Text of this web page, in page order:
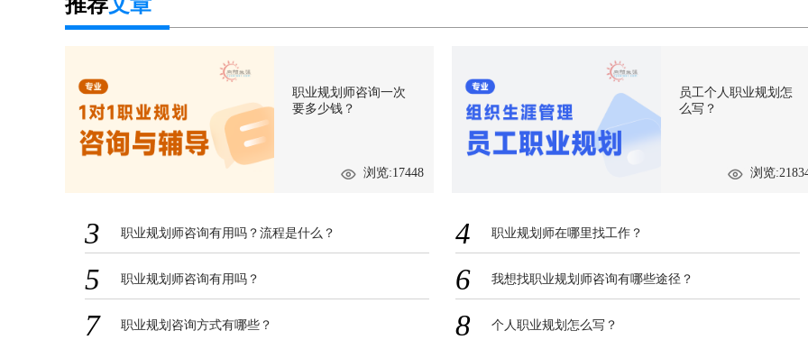
职业规划师咨询一次
要多少钱？
浏览:17448
员工个人职业规划怎
么写？
浏览
3 职业规划师咨询有用吗？流程是什么？ 4 职业规划师在哪里找工作？
5 职业规划师咨询有用吗？ 6 我想找职业规划师咨询有哪些途径？
7 职业规划咨询方式有哪些？ 8 个人职业规划怎么写？